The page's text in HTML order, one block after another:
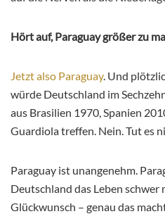
Hört auf, Paraguay größer zu
Jetzt also Paraguay. Und
würde Deutschland im
aus Brasilien 1970, Spanien
Guardiola treffen. Nein. Tut es
Paraguay ist unangenehm.
Deutschland das Leben schwer
Glückwunsch – genau das